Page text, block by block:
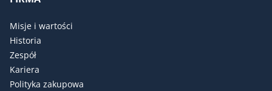
Misje i wartości
Historia
Zespół
Kariera
Polityka zakupowa